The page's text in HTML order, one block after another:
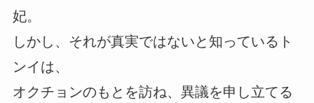
妃。
しかし、それが真実ではないと知っているト
ンイは、
オクチョンのもとを訪ね、異議を申し立てる